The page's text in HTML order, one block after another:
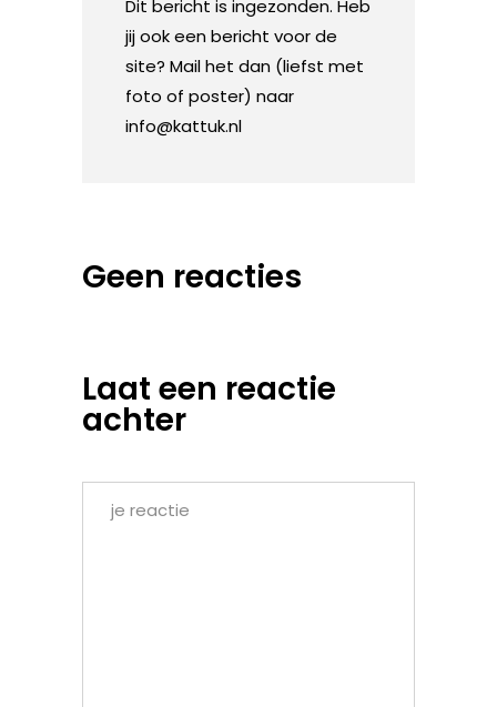
Dit bericht is ingezonden. Heb
jij ook een bericht voor de
site? Mail het dan (liefst met
foto of poster) naar
info@kattuk.nl
Geen reacties
Laat een reactie
achter